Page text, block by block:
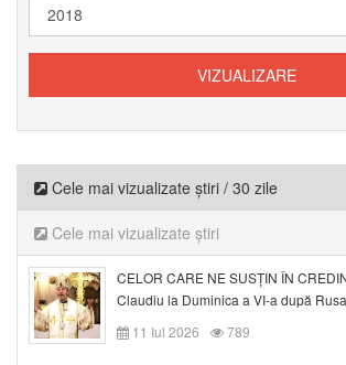
Cele mai vizualizate știri / 30 zile
Cele mai vizualizate știri
CELOR CARE NE SUSȚIN ÎN
Claudiu la Duminica a VI-a după
11 Iul 2026
789